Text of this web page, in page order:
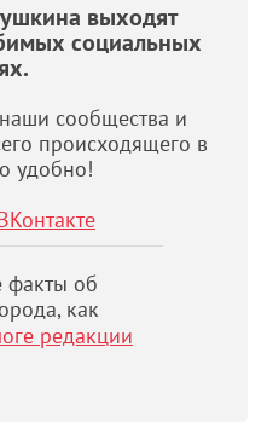
выходят
социальных
сообщества и
происходящего в
удобно!
факты об
как
редакции